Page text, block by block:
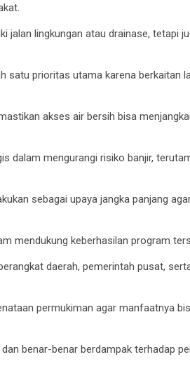
jalan lingkungan atau drainase, tetapi
satu prioritas utama karena berkaitan
akses air bersih bisa
dalam mengurangi risiko banjir,
sebagai upaya jangka panjang
mendukung keberhasilan program
daerah, pemerintah pusat,
permukiman agar manfaatnya
benar-benar berdampak terhadap